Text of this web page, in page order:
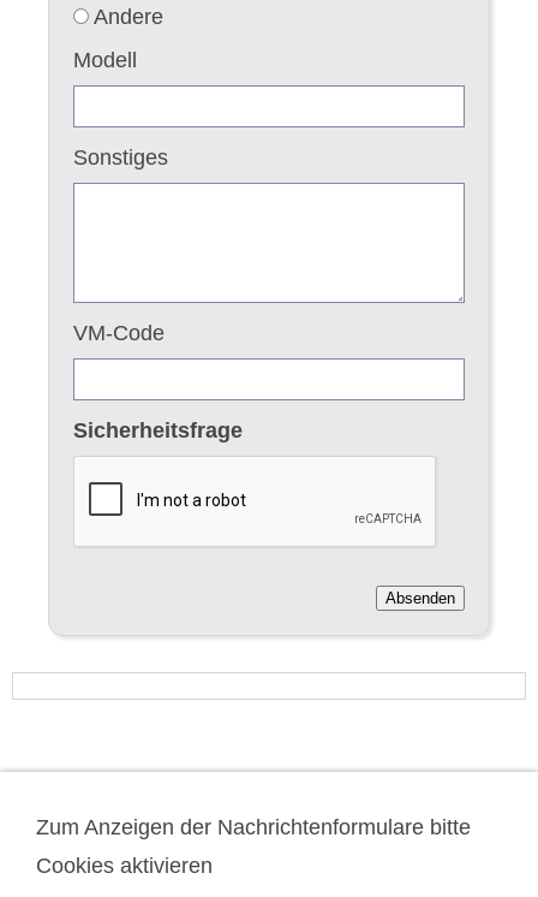
Andere
Modell
Sonstiges
VM-Code
Sicherheitsfrage
Impressum
Zum Anzeigen der Nachrichtenformulare bitte
Cookies aktivieren